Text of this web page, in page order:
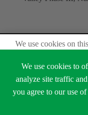
Copyright ©
Tutti i diritti riservati.
Sitemap
Politica
We use cookies on
We use cookies to
analyze site traffic
you agree to our use